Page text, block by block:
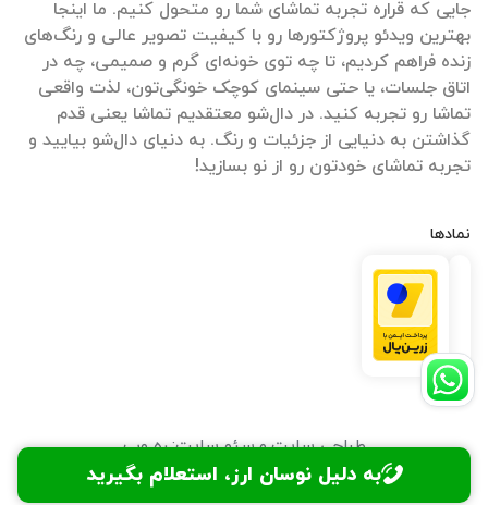
جایی که قراره تجربه تماشای شما رو متحول کنیم. ما اینجا
بهترین ویدئو پروژکتورها رو با کیفیت تصویر عالی و رنگ‌های
زنده فراهم کردیم، تا چه توی خونه‌ای گرم و صمیمی، چه در
اتاق جلسات، یا حتی سینمای کوچک خونگی‌تون، لذت واقعی
تماشا رو تجربه کنید. در دال‌شو معتقدیم تماشا یعنی قدم
گذاشتن به دنیایی از جزئیات و رنگ. به دنیای دال‌شو بیایید و
تجربه تماشای خودتون رو از نو بسازید!
نمادها
طراحی سایتوسئو سایت:ره وب
به دلیل نوسان ارز، استعلام بگیرید